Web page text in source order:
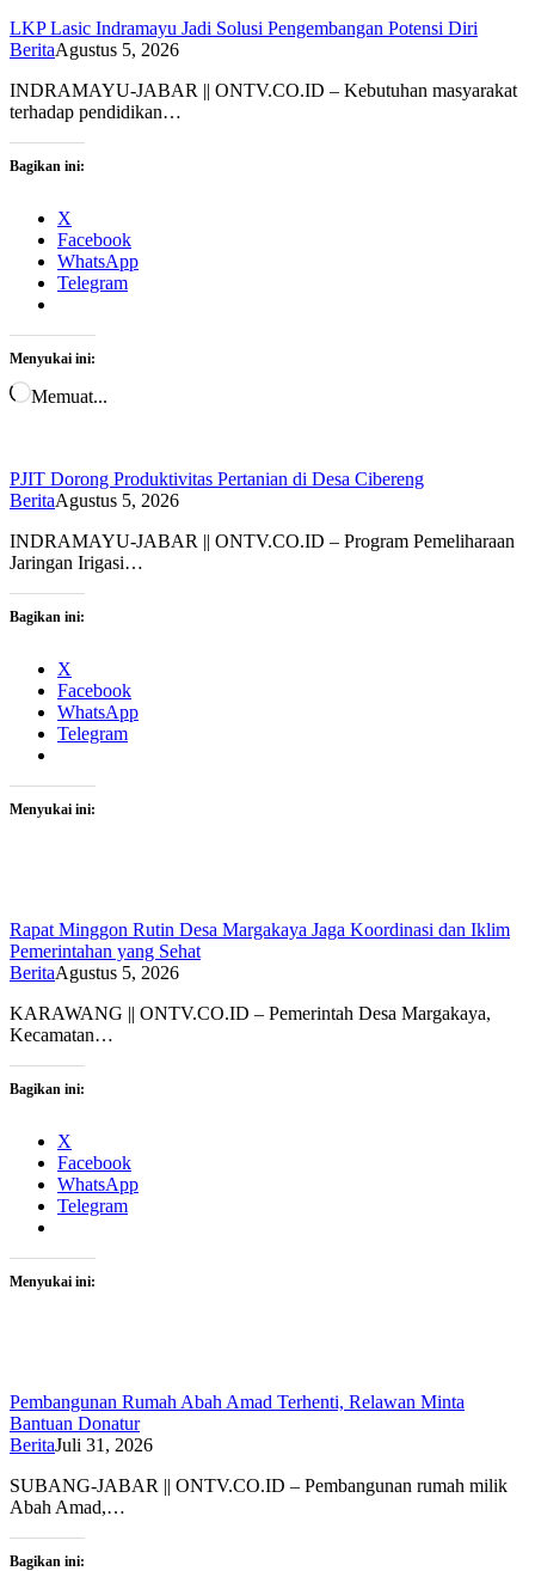
LKP Lasic Indramayu Jadi Solusi Pengembangan Potensi Diri
BeritaAgustus 5, 2026
INDRAMAYU-JABAR || ONTV.CO.ID – Kebutuhan masyarakat
terhadap pendidikan…
Bagikan ini:
X
Facebook
WhatsApp
Telegram
Menyukai ini:
Memuat...
PJIT Dorong Produktivitas Pertanian di Desa Cibereng
BeritaAgustus 5, 2026
INDRAMAYU-JABAR || ONTV.CO.ID – Program Pemeliharaan
Jaringan Irigasi…
Bagikan ini:
X
Facebook
WhatsApp
Telegram
Menyukai ini:
Rapat Minggon Rutin Desa Margakaya Jaga Koordinasi dan Iklim
Pemerintahan yang Sehat
BeritaAgustus 5, 2026
KARAWANG || ONTV.CO.ID – Pemerintah Desa Margakaya,
Kecamatan…
Bagikan ini:
X
Facebook
WhatsApp
Telegram
Menyukai ini:
Pembangunan Rumah Abah Amad Terhenti, Relawan Minta
Bantuan Donatur
BeritaJuli 31, 2026
SUBANG-JABAR || ONTV.CO.ID – Pembangunan rumah milik
Abah Amad,…
Bagikan ini: